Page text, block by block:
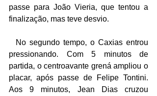
passe para João Vieria, que tentou a
finalização, mas teve desvio.
pressionando. Com 5 minutos de
partida, o centroavante grená ampliou o
placar, após passe de Felipe Tontini.
Aos 9 minutos, Jean Dias cruzou